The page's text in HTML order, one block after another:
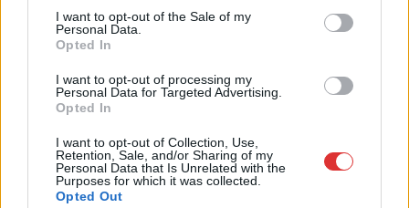
consent section.
I want to opt-out of the Sale of my
Personal Data.
Opted In
I want to opt-out of processing my
Personal Data for Targeted Advertising.
Opted In
I want to opt-out of Collection, Use,
Retention, Sale, and/or Sharing of my
Personal Data that Is Unrelated with the
Purposes for which it was collected.
Opted Out
JNSZ megyei hírek
országos vérellátó
,vér,véradás
Összefogtak a megyei Tisza Szigetek,
2024.12.22. szol24.hu
A Mennyből az angyal